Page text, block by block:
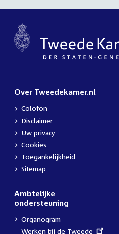
Over Tweedekamer.nl
Colofon
Disclaimer
Uw privacy
Cookies
Toegankelijkheid
Sitemap
Ambtelijke
ondersteuning
Organogram
External
Werken bij de Tweede